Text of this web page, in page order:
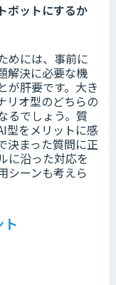
ボットにするか
めには、事前に
解決に必要な機
が肝要です。大き
リオ型のどちらの
るでしょう。質
型をメリットに感
決まった質問に正
に沿った対応を
シーンも考えら